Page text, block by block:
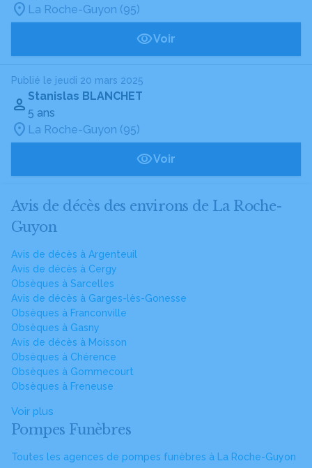
La Roche-Guyon (95)
Voir
Publié le jeudi 20 mars 2025
Stanislas BLANCHET
5 ans
La Roche-Guyon (95)
Voir
Avis de décès des environs de La Roche-
Guyon
Avis de décès à Argenteuil
Avis de décès à Cergy
Obsèques à Sarcelles
Avis de décès à Garges-lès-Gonesse
Obsèques à Franconville
Obsèques à Gasny
Avis de décès à Moisson
Obsèques à Chérence
Obsèques à Gommecourt
Obsèques à Freneuse
Voir plus
Pompes Funèbres
Toutes les agences de pompes funèbres à La Roche-Guyon